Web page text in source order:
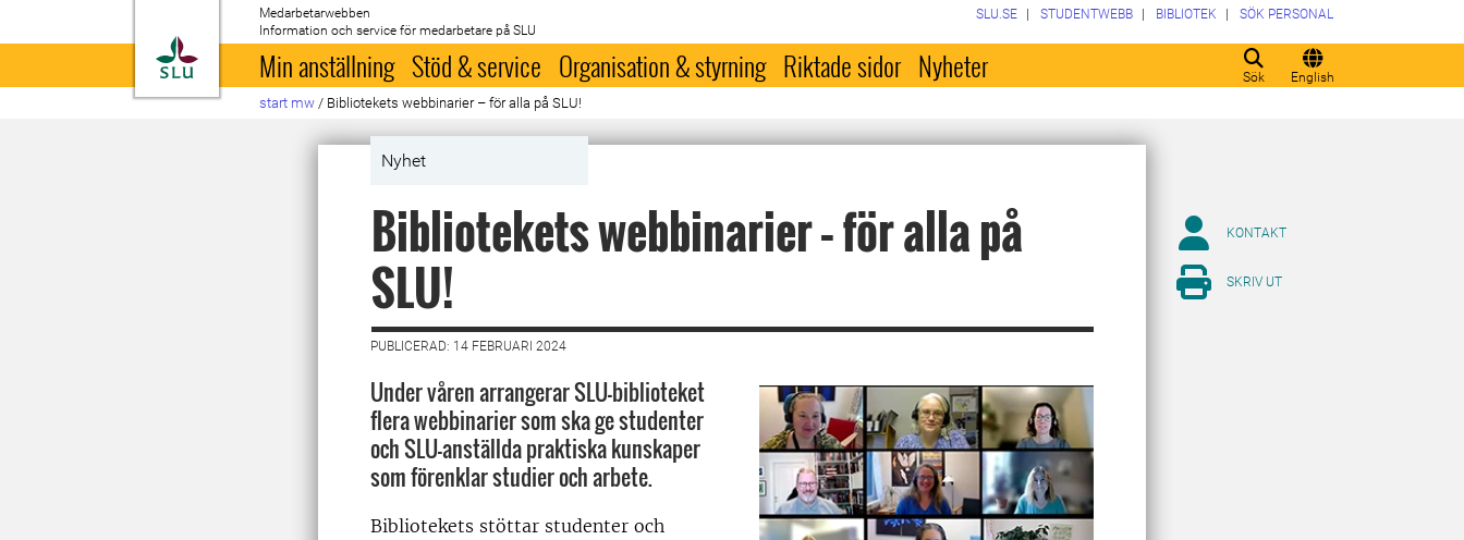
Till startsida
Medarbetarwebben
Information och service för medarbetare på SLU
Sök English
SLU.SE STUDENTWEBB BIBLIOTEK SÖK PERSONAL
Min anställning Stöd & service Organisation & styrning Riktade sidor Nyheter
start mw / Bibliotekets webbinarier – för alla på SLU!
Nyhet
Bibliotekets webbinarier – för alla på
SLU!
PUBLICERAD: 14 FEBRUARI 2024
Under våren arrangerar SLU-biblioteket
flera webbinarier som ska ge studenter
och SLU-anställda praktiska kunskaper
som förenklar studier och arbete.
Bibliotekets stöttar studenter och
KONTAKT
SKRIV UT